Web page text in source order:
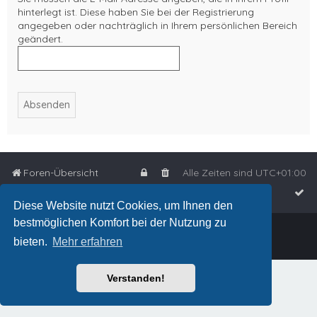
Diese Website nutzt Cookies, um Ihnen den
bestmöglichen Komfort bei der Nutzung zu
bieten. Mehr erfahren
Verstanden!
hinterlegt ist. Diese haben Sie bei der Registrierung
angegeben oder nachträglich in Ihrem persönlichen Bereich
geändert.
Foren-Übersicht Alle Zeiten sind UTC+01:00
Powered byphpBB™
Deutsche Übersetzung durch